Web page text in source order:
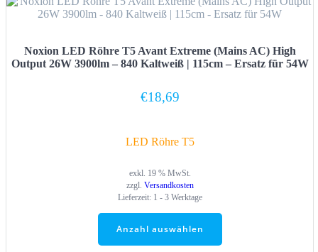
Noxion LED Röhre T5 Avant Extreme (Mains AC) High
Output 26W 3900lm – 840 Kaltweiß | 115cm – Ersatz für 54W
€18,69
LED Röhre T5
exkl. 19 % MwSt.
zzgl. Versandkosten
Lieferzeit: 1 - 3 Werktage
Anzahl auswählen